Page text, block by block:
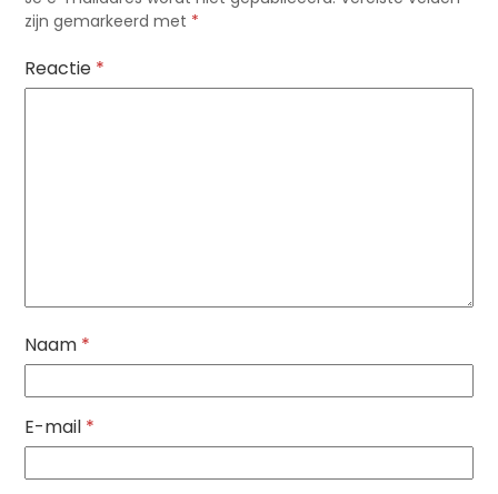
zijn gemarkeerd met *
Reactie *
Naam *
E-mail *